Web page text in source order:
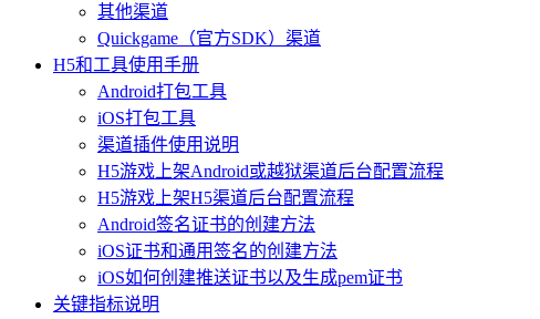
其他渠道
Quickgame（官方SDK）渠道
H5和工具使用手册
Android打包工具
iOS打包工具
渠道插件使用说明
H5游戏上架Android或越狱渠道后台配置流程
H5游戏上架H5渠道后台配置流程
Android签名证书的创建方法
iOS证书和通用签名的创建方法
iOS如何创建推送证书以及生成pem证书
关键指标说明